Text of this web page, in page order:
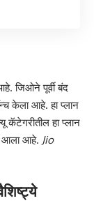
जिओने पूर्वी बंद
केला आहे. हा प्लान
कॅटेगरीतील हा प्लान
आला आहे. Jio